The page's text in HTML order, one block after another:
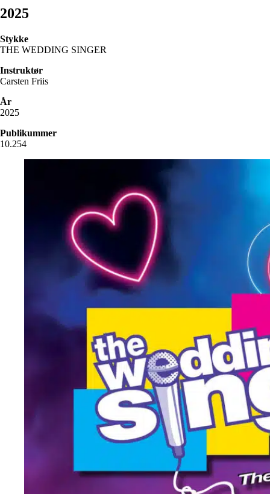
2025
Stykke
THE WEDDING SINGER
Instruktør
Carsten Friis
År
2025
Publikummer
10.254